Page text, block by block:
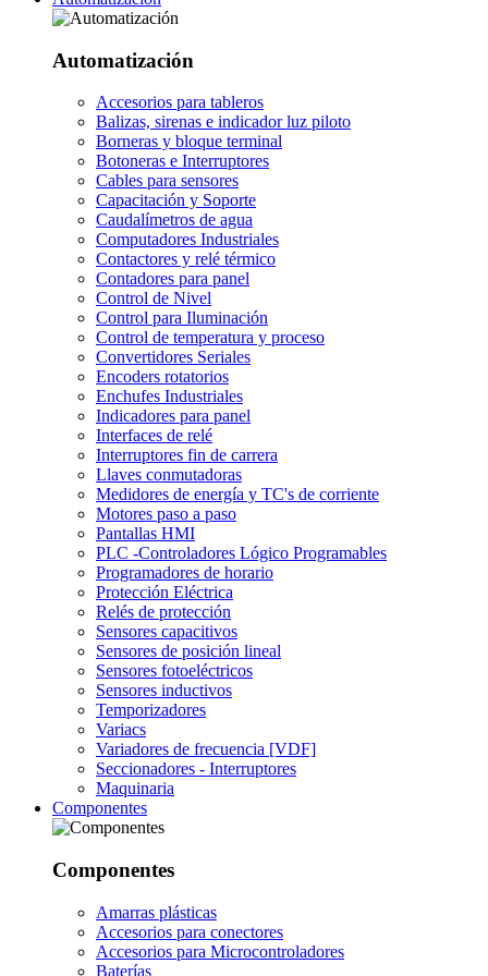
Automatización
Accesorios para tableros
Balizas, sirenas e indicador luz piloto
Borneras y bloque terminal
Botoneras e Interruptores
Cables para sensores
Capacitación y Soporte
Caudalímetros de agua
Computadores Industriales
Contactores y relé térmico
Contadores para panel
Control de Nivel
Control para Iluminación
Control de temperatura y proceso
Convertidores Seriales
Encoders rotatorios
Enchufes Industriales
Indicadores para panel
Interfaces de relé
Interruptores fin de carrera
Llaves conmutadoras
Medidores de energía y TC's de corriente
Motores paso a paso
Pantallas HMI
PLC -Controladores Lógico Programables
Programadores de horario
Protección Eléctrica
Relés de protección
Sensores capacitivos
Sensores de posición lineal
Sensores fotoeléctricos
Sensores inductivos
Temporizadores
Variacs
Variadores de frecuencia [VDF]
Seccionadores - Interruptores
Maquinaria
Componentes
Componentes
Amarras plásticas
Accesorios para conectores
Accesorios para Microcontroladores
Baterías